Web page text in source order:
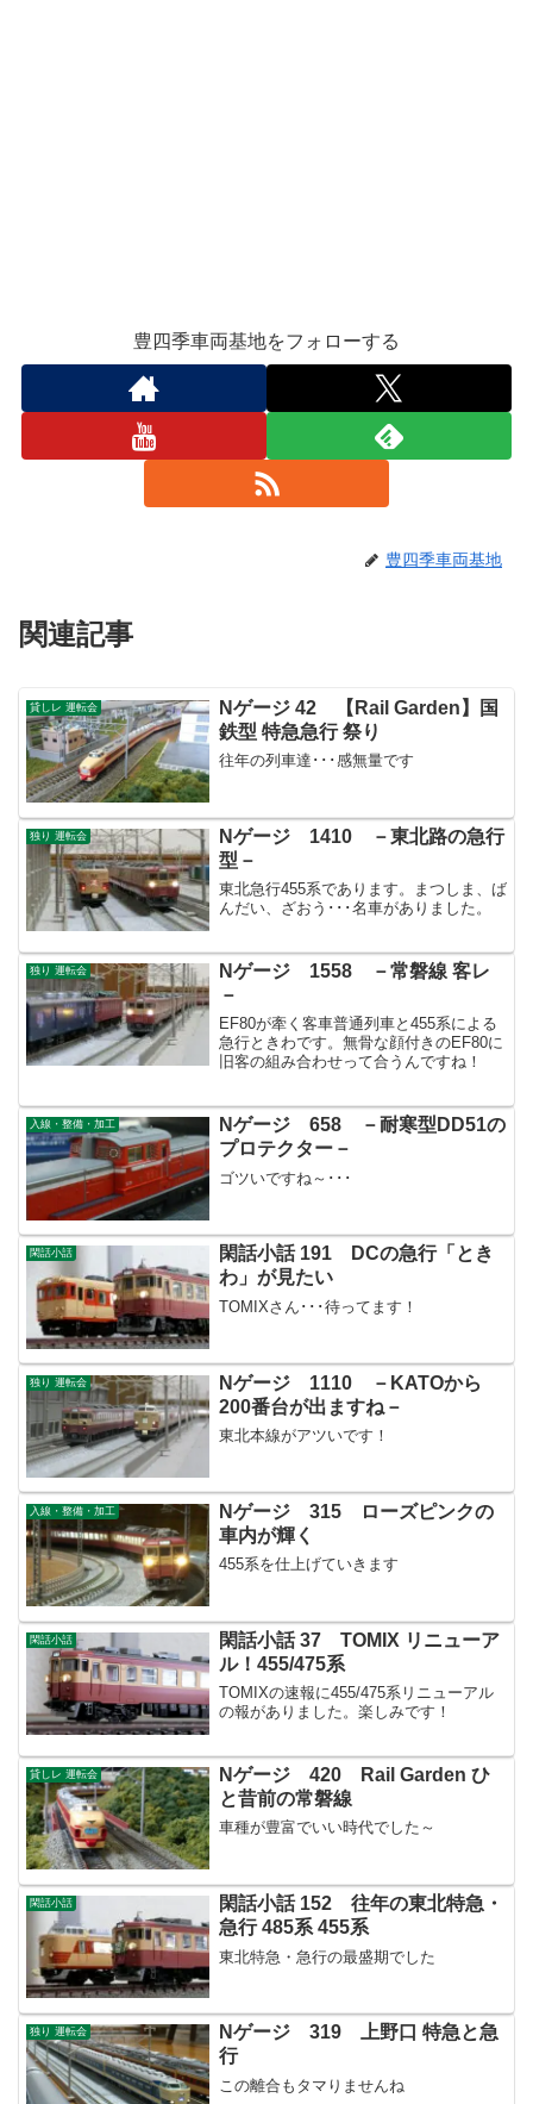
豊四季車両基地をフォローする
豊四季車両基地
関連記事
貸しレ 運転会
Nゲージ 42 【Rail Garden】国
鉄型 特急急行 祭り
往年の列車達･･･感無量です
独り 運転会
Nゲージ 1410 －東北路の急行
型－
東北急行455系であります。まつしま、ば
んだい、ざおう･･･名車がありました。
独り 運転会
Nゲージ 1558 －常磐線 客レ
－
EF80が牽く客車普通列車と455系による
急行ときわです。無骨な顔付きのEF80に
旧客の組み合わせって合うんですね！
入線・整備・加工
Nゲージ 658 －耐寒型DD51の
プロテクター－
ゴツいですね～･･･
閑話小話
閑話小話 191 DCの急行「とき
わ」が見たい
TOMIXさん･･･待ってます！
独り 運転会
Nゲージ 1110 －KATOから
200番台が出ますね－
東北本線がアツいです！
入線・整備・加工
Nゲージ 315 ローズピンクの
車内が輝く
455系を仕上げていきます
閑話小話
閑話小話 37 TOMIX リニューア
ル！455/475系
TOMIXの速報に455/475系リニューアル
の報がありました。楽しみです！
貸しレ 運転会
Nゲージ 420 Rail Garden ひ
と昔前の常磐線
車種が豊富でいい時代でした～
閑話小話
閑話小話 152 往年の東北特急・
急行 485系 455系
東北特急・急行の最盛期でした
独り 運転会
Nゲージ 319 上野口 特急と急
行
この離合もタマりませんね